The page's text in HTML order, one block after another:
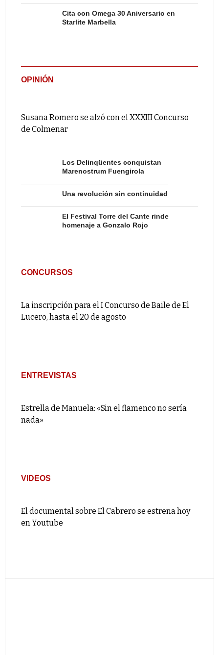
Cita con Omega 30 Aniversario en
Starlite Marbella
OPINIÓN
Susana Romero se alzó con el XXXIII Concurso
de Colmenar
Los Delinqüentes conquistan
Marenostrum Fuengirola
Una revolución sin continuidad
El Festival Torre del Cante rinde
homenaje a Gonzalo Rojo
CONCURSOS
La inscripción para el I Concurso de Baile de El
Lucero, hasta el 20 de agosto
ENTREVISTAS
Estrella de Manuela: «Sin el flamenco no sería
nada»
VIDEOS
El documental sobre El Cabrero se estrena hoy
en Youtube